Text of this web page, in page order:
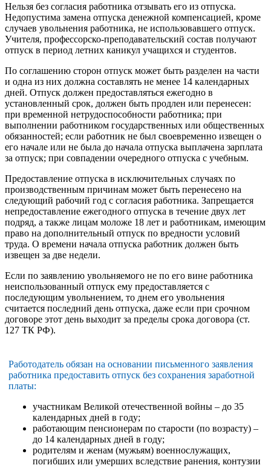
Нельзя без согласия работника отзывать его из отпуска.
Недопустима замена отпуска денежной компенсацией, кроме
случаев увольнения работника, не использовавшего отпуск.
Учителя, профессорско-преподавательский состав получают
отпуск в период летних каникул учащихся и студентов.
По соглашению сторон отпуск может быть разделен на части
и одна из них должна составлять не менее 14 календарных
дней. Отпуск должен предоставляться ежегодно в
установленный срок, должен быть продлен или перенесен:
при временной нетрудоспособности работника; при
выполнении работником государственных или общественных
обязанностей; если работник не был своевременно извещен о
его начале или не была до начала отпуска выплачена зарплата
за отпуск; при совпадении очередного отпуска с учебным.
Предоставление отпуска в исключительных случаях по
производственным причинам может быть перенесено на
следующий рабочий год с согласия работника. Запрещается
непредоставление ежегодного отпуска в течение двух лет
подряд, а также лицам моложе 18 лет и работникам, имеющим
право на дополнительный отпуск по вредности условий
труда. О времени начала отпуска работник должен быть
извещен за две недели.
Если по заявлению увольняемого не по его вине работника
неиспользованный отпуск ему предоставляется с
последующим увольнением, то днем его увольнения
считается последний день отпуска, даже если при срочном
договоре этот день выходит за пределы срока договора (ст.
127 ТК РФ).
Работодатель обязан на основании письменного заявления
работника предоставить отпуск без сохранения заработной
платы:
участникам Великой отечественной войны – до 35
календарных дней в году;
работающим пенсионерам по старости (по возрасту) –
до 14 календарных дней в году;
родителям и женам (мужьям) военнослужащих,
погибших или умерших вследствие ранения, контузии